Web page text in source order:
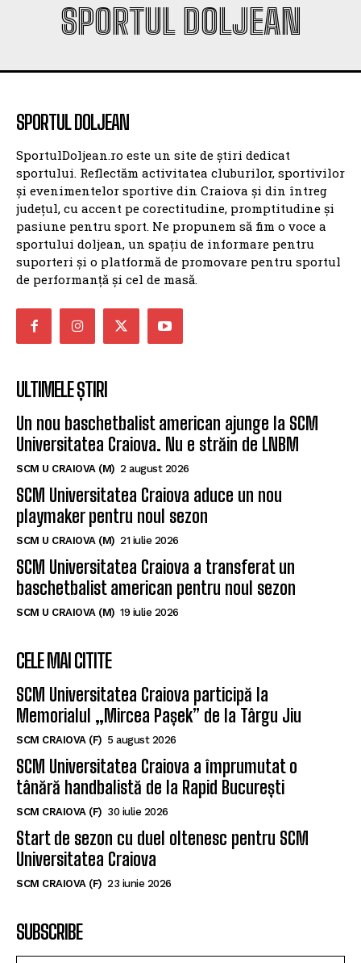
SPORTUL DOLJEAN
SPORTUL DOLJEAN
SportulDoljean.ro este un site de știri dedicat
sportului. Reflectăm activitatea cluburilor, sportivilor
și evenimentelor sportive din Craiova și din întreg
județul, cu accent pe corectitudine, promptitudine și
pasiune pentru sport. Ne propunem să fim o voce a
sportului doljean, un spațiu de informare pentru
suporteri și o platformă de promovare pentru sportul
de performanță și cel de masă.
ULTIMELE ȘTIRI
Un nou baschetbalist american ajunge la SCM
Universitatea Craiova. Nu e străin de LNBM
SCM U CRAIOVA (M) 2 august 2026
SCM Universitatea Craiova aduce un nou
playmaker pentru noul sezon
SCM U CRAIOVA (M) 21 iulie 2026
SCM Universitatea Craiova a transferat un
baschetbalist american pentru noul sezon
SCM U CRAIOVA (M) 19 iulie 2026
CELE MAI CITITE
SCM Universitatea Craiova participă la
Memorialul „Mircea Pașek” de la Târgu Jiu
SCM CRAIOVA (F) 5 august 2026
SCM Universitatea Craiova a împrumutat o
tânără handbalistă de la Rapid București
SCM CRAIOVA (F) 30 iulie 2026
Start de sezon cu duel oltenesc pentru SCM
Universitatea Craiova
SCM CRAIOVA (F) 23 iunie 2026
SUBSCRIBE